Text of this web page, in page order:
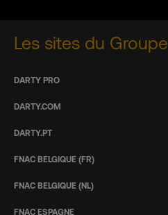
Les sites du Groupe
DARTY PRO
DARTY.COM
DARTY.PT
FNAC BELGIQUE (FR)
FNAC BELGIQUE (NL)
FNAC ESPAGNE